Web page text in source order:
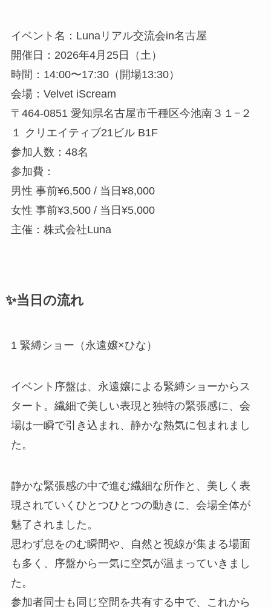
イベント名：Lunaリアル交流会in名古屋
開催日：2026年4月25日（土）
時間：14:00〜17:30（開場13:30）
会場：Velvet iScream
〒464-0851 愛知県名古屋市千種区今池南３１−２
１ クリエイティブ21ビル B1F
参加人数：48名
参加費：
男性 事前¥6,500 / 当日¥8,000
女性 事前¥3,500 / 当日¥5,000
主催：株式会社Luna
✨当日の流れ
1 緊縛ショー（永遠嬢×ひな）
イベント序盤は、永遠嬢による緊縛ショーからス
タート。繊細で美しい表現と独特の緊張感に、会
場は一瞬で引き込まれ、静かな熱気に包まれまし
た。
静かな緊張感の中で進む繊細な所作と、美しく表
現されていくひとつひとつの動きに、会場全体が
魅了されました。
思わず息をのむ瞬間や、自然と視線が集まる場面
も多く、序盤から一気に空気が温まっていきまし
た。
参加者同士も同じ空間を共有する中で、これから